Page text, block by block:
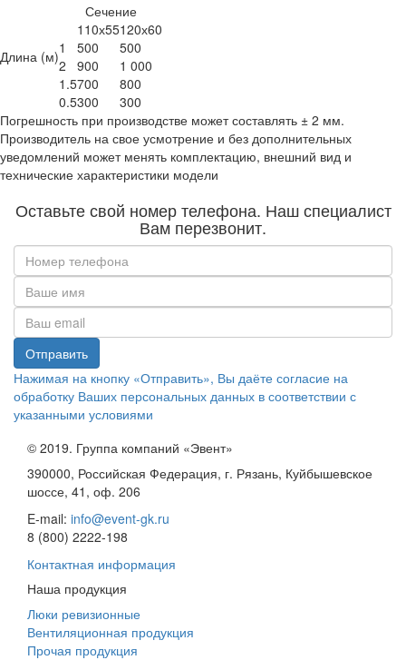
Длина (м)
Сечение
110х55120х60
1
500
500
2
900
1 000
1.5700
800
0.5300
300
Погрешность при производстве может составлять ± 2 мм.
Производитель на свое усмотрение и без дополнительных
уведомлений может менять комплектацию, внешний вид и
технические характеристики модели
Оставьте свой номер телефона. Наш специалист
Вам перезвонит.
Нажимая на кнопку «Отправить», Вы даёте согласие на
обработку Ваших персональных данных в соответствии с
указанными условиями
© 2019. Группа компаний «Эвент»
390000, Российская Федерация, г. Рязань, Куйбышевское
шоссе, 41, оф. 206
E-mail: info@event-gk.ru
8 (800) 2222-198
Контактная информация
Наша продукция
Люки ревизионные
Вентиляционная продукция
Прочая продукция